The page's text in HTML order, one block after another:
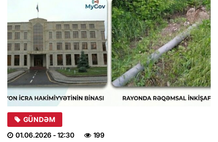
GÜNDƏM
01.06.2026 - 12:30 199